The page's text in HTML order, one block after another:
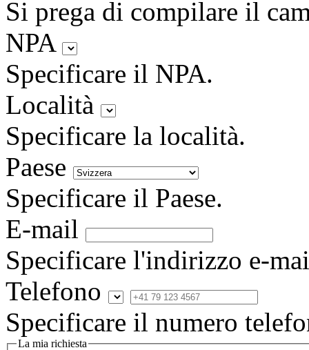
Si prega di compilare il
NPA
Specificare il NPA.
Località
Specificare la località.
Paese
Specificare il Paese.
E-mail
Specificare l'indirizzo e-
Telefono
Specificare il numero
La mia richiesta